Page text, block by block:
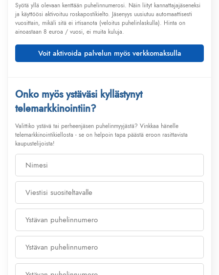
Syötä yllä olevaan kenttään puhelinnumerosi. Näin liityt kannattajajäseneksi
ja käyttöösi aktivoituu roskapostikielto. Jäsenyys uusiutuu automaattisesti
vuosittain, mikäli sitä ei irtisanota (veloitus puhelinlaskulla). Hinta on
ainoastaan 8 euroa / vuosi, ei muita kuluja.
Voit aktivoida palvelun myös verkkomaksulla
Onko myös ystäväsi kyllästynyt
telemarkkinointiin?
Valittiko ystävä tai perheenjäsen puhelinmyyjästä? Vinkkaa hänelle
telemarkkinointikiellosta - se on helpoin tapa päästä eroon rasittavista
kaupustelijoista!